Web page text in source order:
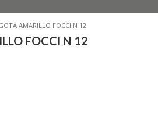
AMARILLO FOCCI N 12
FOCCI N 12